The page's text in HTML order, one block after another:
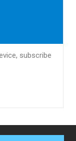
subscribe